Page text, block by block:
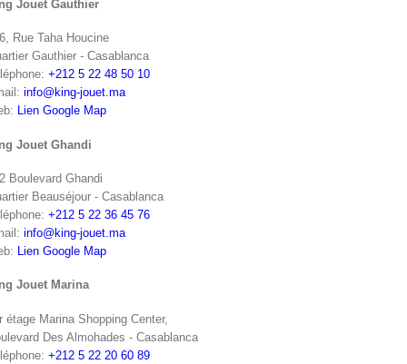
Jouet Gauthier
Rue Taha Houcine
Gauthier - Casablanca
+212 5 22 48 50 10
info@king-jouet.ma
Lien Google Map
Jouet Ghandi
Boulevard Ghandi
Beauséjour - Casablanca
+212 5 22 36 45 76
info@king-jouet.ma
Lien Google Map
Jouet Marina
étage Marina Shopping Center,
Des Almohades - Casablanca
+212 5 22 20 60 89